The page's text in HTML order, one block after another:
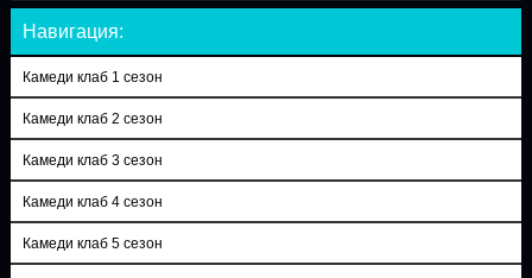
Навигация:
Камеди клаб 1 сезон
Камеди клаб 2 сезон
Камеди клаб 3 сезон
Камеди клаб 4 сезон
Камеди клаб 5 сезон